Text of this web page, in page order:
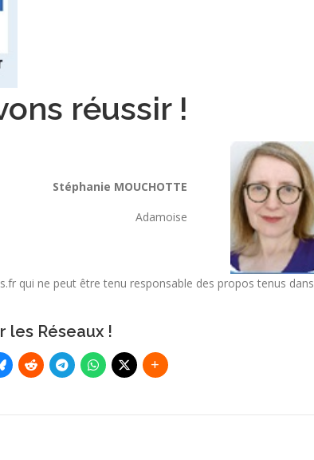
réussir !
Stéphanie MOUCHOTTE
Adamoise
qui ne peut être tenu responsable des propos tenus dans
les Réseaux !